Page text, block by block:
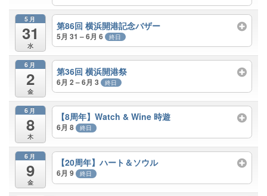
5月
31
水
第86回 横浜開港記念バザー
5月 31 – 6月 6 終日
6月
2
金
第36回 横浜開港祭
6月 2 – 6月 3 終日
6月
8
木
【8周年】Watch & Wine 時遊
6月 8 終日
6月
9
金
【20周年】ハート＆ソウル
6月 9 終日